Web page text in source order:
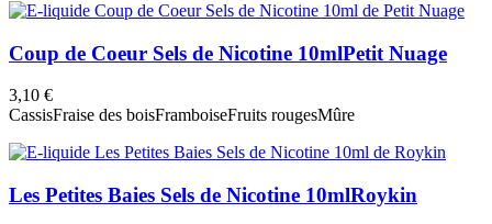
Coup de Coeur Sels de Nicotine 10mlPetit Nuage
3,10 €
CassisFraise des boisFramboiseFruits rougesMûre
Les Petites Baies Sels de Nicotine 10mlRoykin